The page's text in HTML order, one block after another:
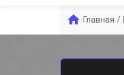
Главная /